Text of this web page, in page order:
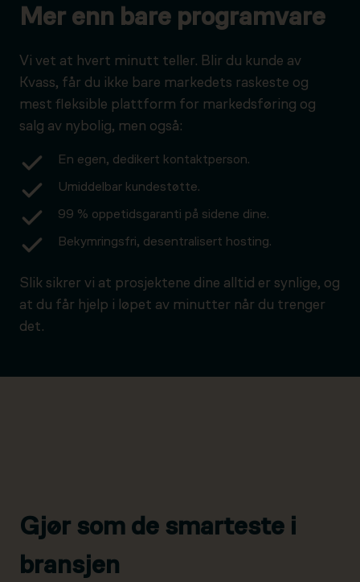
Mer enn bare programvare
Vi vet at hvert minutt teller. Blir du kunde av
Kvass, får du ikke bare markedets raskeste og
mest fleksible plattform for markedsføring og
salg av nybolig, men også:
En egen, dedikert kontaktperson.
Umiddelbar kundestøtte.
99 % oppetidsgaranti på sidene dine.
Bekymringsfri, desentralisert hosting.
Slik sikrer vi at prosjektene dine alltid er synlige, og
at du får hjelp i løpet av minutter når du trenger
det.
Gjør som de smarteste i
bransjen